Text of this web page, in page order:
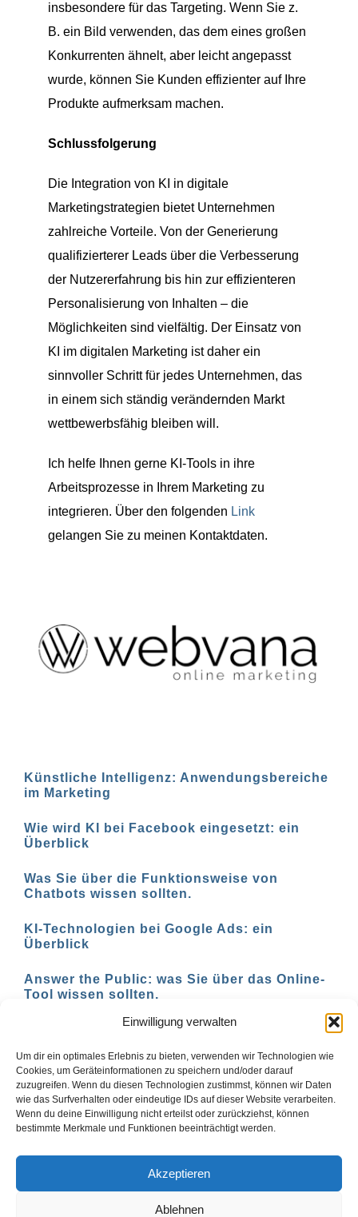
Einwilligung verwalten
Um dir ein optimales Erlebnis zu bieten, verwenden wir Technologien wie
Cookies, um Geräteinformationen zu speichern und/oder darauf
zuzugreifen. Wenn du diesen Technologien zustimmst, können wir Daten
wie das Surfverhalten oder eindeutige IDs auf dieser Website verarbeiten.
Wenn du deine Einwilligung nicht erteilst oder zurückziehst, können
bestimmte Merkmale und Funktionen beeinträchtigt werden.
Akzeptieren
Ablehnen
insbesondere für das Targeting. Wenn Sie z.
B. ein Bild verwenden, das dem eines großen
Konkurrenten ähnelt, aber leicht angepasst
wurde, können Sie Kunden effizienter auf Ihre
Produkte aufmerksam machen.
Schlussfolgerung
Die Integration von KI in digitale
Marketingstrategien bietet Unternehmen
zahlreiche Vorteile. Von der Generierung
qualifizierterer Leads über die Verbesserung
der Nutzererfahrung bis hin zur effizienteren
Personalisierung von Inhalten – die
Möglichkeiten sind vielfältig. Der Einsatz von
KI im digitalen Marketing ist daher ein
sinnvoller Schritt für jedes Unternehmen, das
in einem sich ständig verändernden Markt
wettbewerbsfähig bleiben will.
Ich helfe Ihnen gerne KI-Tools in ihre
Arbeitsprozesse in Ihrem Marketing zu
integrieren. Über den folgenden Link
gelangen Sie zu meinen Kontaktdaten.
Künstliche Intelligenz: Anwendungsbereiche
im Marketing
Wie wird KI bei Facebook eingesetzt: ein
Überblick
Was Sie über die Funktionsweise von
Chatbots wissen sollten.
KI-Technologien bei Google Ads: ein
Überblick
Answer the Public: was Sie über das Online-
Tool wissen sollten.
AI-basierte Tools für den Social-Media-
1 2 Vor